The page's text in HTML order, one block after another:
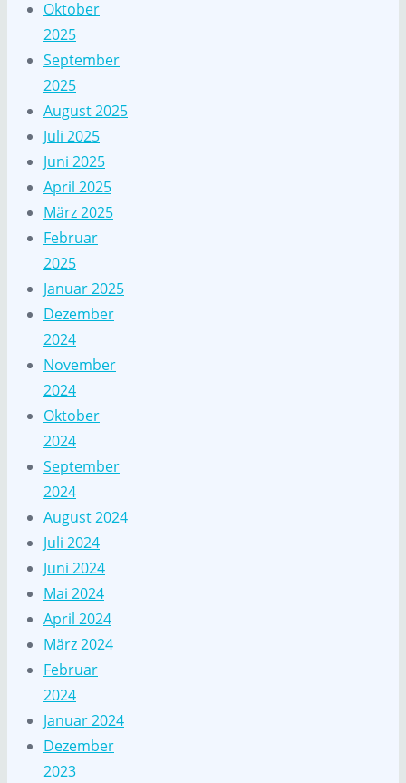
Oktober
2025
September
2025
August 2025
Juli 2025
Juni 2025
April 2025
März 2025
Februar
2025
Januar 2025
Dezember
2024
November
2024
Oktober
2024
September
2024
August 2024
Juli 2024
Juni 2024
Mai 2024
April 2024
März 2024
Februar
2024
Januar 2024
Dezember
2023